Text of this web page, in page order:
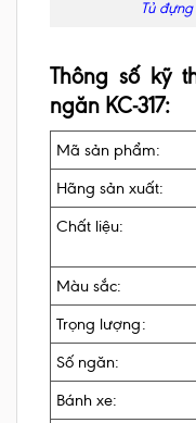
Tủ
Thông số kỹ
ngăn KC-317:
Mã sản phẩm:
Hãng sản xuất:
Chất liệu:
Màu sắc:
Trọng lượng:
Số ngăn:
Bánh xe: